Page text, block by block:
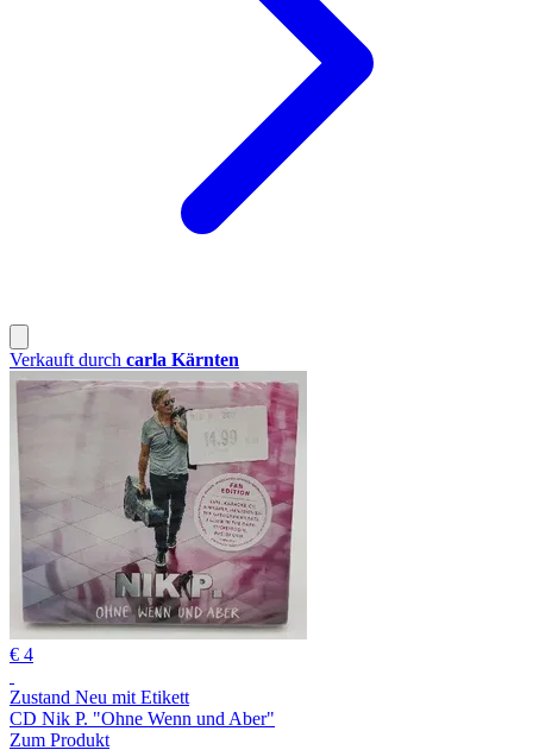
Verkauft durch carla Kärnten
€ 4
Zustand Neu mit Etikett
CD Nik P. "Ohne Wenn und Aber"
Zum Produkt